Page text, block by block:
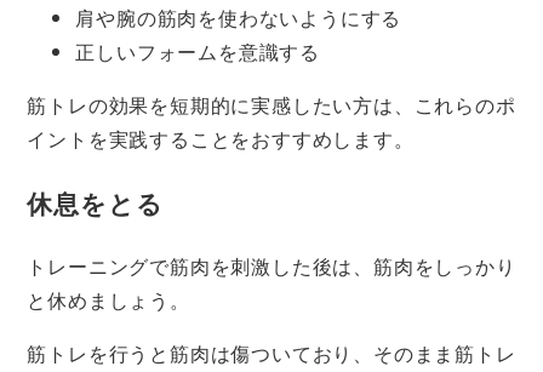
肩や腕の筋肉を使わないようにする
正しいフォームを意識する
筋トレの効果を短期的に実感したい方は、これらのポ
イントを実践することをおすすめします。
休息をとる
トレーニングで筋肉を刺激した後は、筋肉をしっかり
と休めましょう。
筋トレを行うと筋肉は傷ついており、そのまま筋トレ